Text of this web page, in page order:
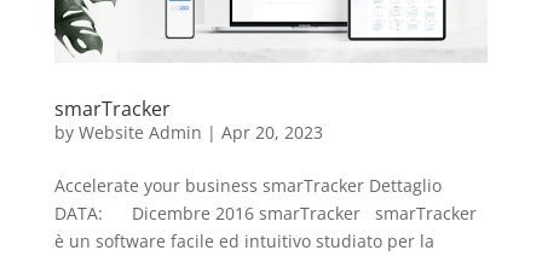
smarTracker
by Website Admin | Apr 20, 2023
Accelerate your business smarTracker Dettaglio
DATA: Dicembre 2016 smarTracker smarTracker
è un software facile ed intuitivo studiato per la